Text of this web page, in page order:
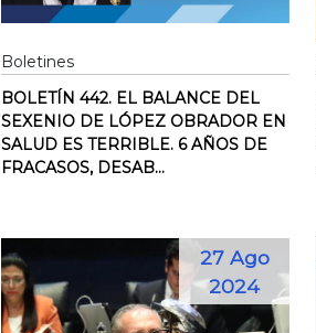
Boletines
BOLETÍN 442. EL BALANCE DEL
SEXENIO DE LÓPEZ OBRADOR EN
SALUD ES TERRIBLE. 6 AÑOS DE
FRACASOS, DESAB...
27 Ago
2024